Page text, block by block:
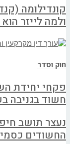
קונדילומה
ולמה לייזר
חוק וסדר
פקחי יחידת
חשוד בגניבה
נעצר תושב
החשודים